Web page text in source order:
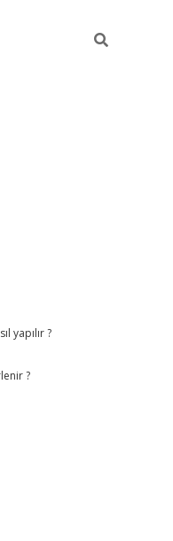
yapılır ?
?